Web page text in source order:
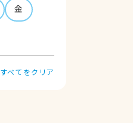
金
すべてをクリア